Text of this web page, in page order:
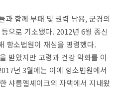
과 함께 부패 및 권력 남용, 군경의
으로 기소됐다. 2012년 6월 종신
항소법원이 재심을 명령했다.
받았지만 고령과 건강 악화를 이
년 3월에는 아예 항소법원에서
샤름엘셰이크의 자택에서 지내왔